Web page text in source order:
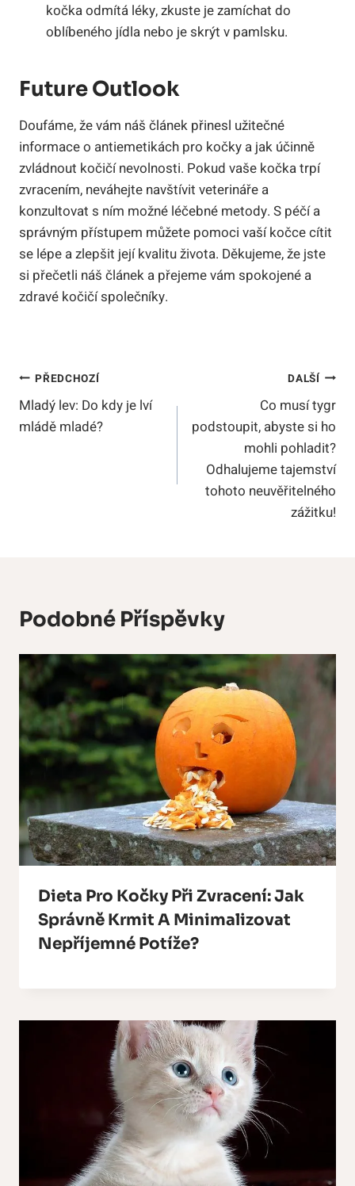
kočka odmítá léky, zkuste je zamíchat do
oblíbeného jídla nebo je skrýt v pamlsku.
Future Outlook
Doufáme, že vám náš článek přinesl užitečné
informace o antiemetikách pro kočky a jak účinně
zvládnout kočičí nevolnosti. Pokud vaše kočka trpí
zvracením, neváhejte navštívit veterináře a
konzultovat s ním možné léčebné metody. S péčí a
správným přístupem můžete pomoci vaší kočce cítit
se lépe a zlepšit její kvalitu života. Děkujeme, že jste
si přečetli náš článek a přejeme vám spokojené a
zdravé kočičí společníky.
Navigace
Pro
PŘEDCHOZÍ
Mladý lev: Do kdy je lví
mládě mladé?
DALŠÍ
Co musí tygr
podstoupit, abyste si ho
mohli pohladit?
Odhalujeme tajemství
tohoto neuvěřitelného
zážitku!
Podobné Příspěvky
Dieta Pro Kočky Při Zvracení: Jak
Správně Krmit A Minimalizovat
Nepříjemné Potíže?